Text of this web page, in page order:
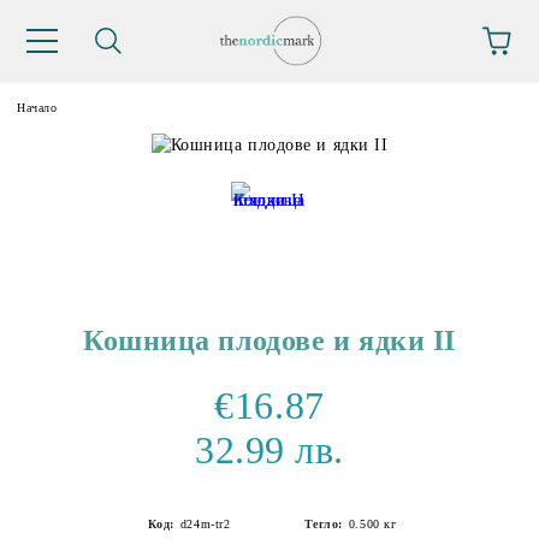
Начало
Кошница плодове и ядки II
€16.87
32.99 лв.
Код: d24m-tr2 Тегло: 0.500 кг